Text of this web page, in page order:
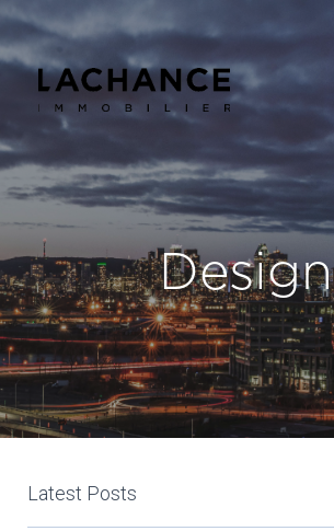
Design
Latest Posts